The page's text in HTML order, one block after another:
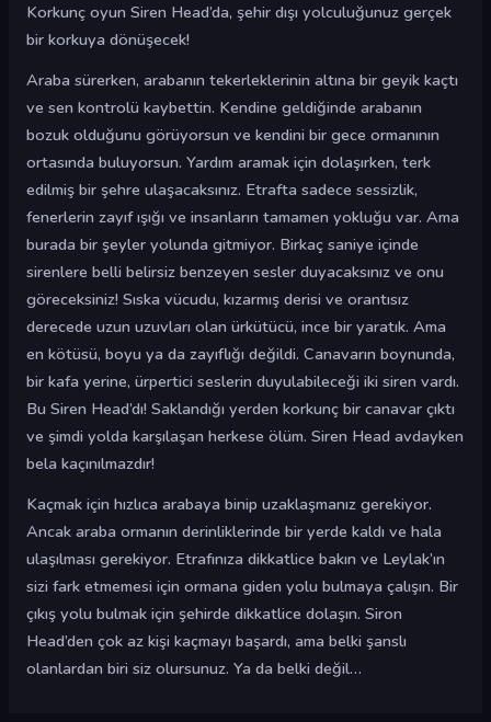
Korkunç oyun Siren Head’da, şehir dışı yolculuğunuz gerçek
bir korkuya dönüşecek!
Araba sürerken, arabanın tekerleklerinin altına bir geyik kaçtı
ve sen kontrolü kaybettin. Kendine geldiğinde arabanın
bozuk olduğunu görüyorsun ve kendini bir gece ormanının
ortasında buluyorsun. Yardım aramak için dolaşırken, terk
edilmiş bir şehre ulaşacaksınız. Etrafta sadece sessizlik,
fenerlerin zayıf ışığı ve insanların tamamen yokluğu var. Ama
burada bir şeyler yolunda gitmiyor. Birkaç saniye içinde
sirenlere belli belirsiz benzeyen sesler duyacaksınız ve onu
göreceksiniz! Sıska vücudu, kızarmış derisi ve orantısız
derecede uzun uzuvları olan ürkütücü, ince bir yaratık. Ama
en kötüsü, boyu ya da zayıflığı değildi. Canavarın boynunda,
bir kafa yerine, ürpertici seslerin duyulabileceği iki siren vardı.
Bu Siren Head’dı! Saklandığı yerden korkunç bir canavar çıktı
ve şimdi yolda karşılaşan herkese ölüm. Siren Head avdayken
bela kaçınılmazdır!
Kaçmak için hızlıca arabaya binip uzaklaşmanız gerekiyor.
Ancak araba ormanın derinliklerinde bir yerde kaldı ve hala
ulaşılması gerekiyor. Etrafınıza dikkatlice bakın ve Leylak’ın
sizi fark etmemesi için ormana giden yolu bulmaya çalışın. Bir
çıkış yolu bulmak için şehirde dikkatlice dolaşın. Siron
Head’den çok az kişi kaçmayı başardı, ama belki şanslı
olanlardan biri siz olursunuz. Ya da belki değil…